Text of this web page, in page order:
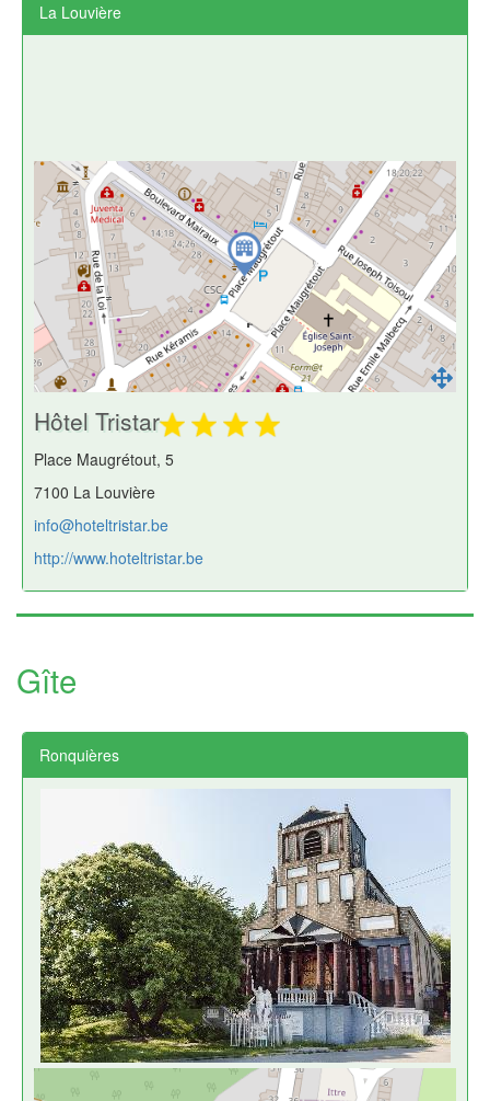
La Louvière
Hôtel Tristar
Place Maugrétout, 5
7100 La Louvière
info@hoteltristar.be
http://www.hoteltristar.be
Gîte
Ronquières